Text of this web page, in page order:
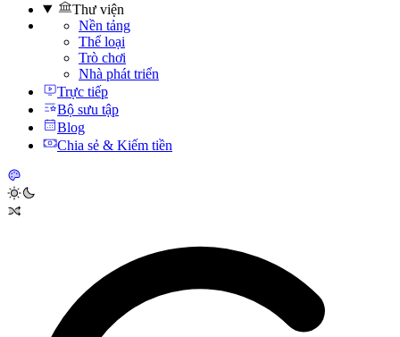
Thư viện
Nền tảng
Thể loại
Trò chơi
Nhà phát triển
Trực tiếp
Bộ sưu tập
Blog
Chia sẻ & Kiếm tiền